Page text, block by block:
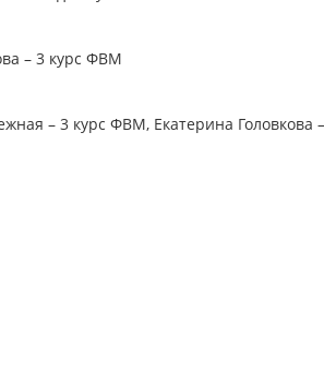
– 3 курс ФВМ
– 3 курс ФВМ, Екатерина Головкова